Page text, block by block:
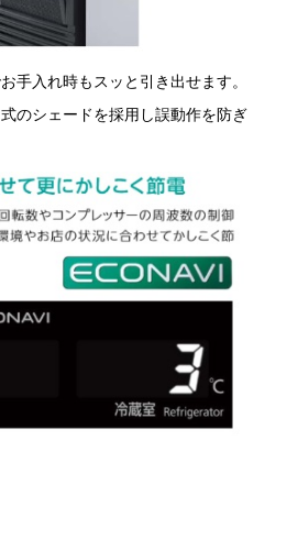
手入れ時もスッと引き出せます。
のシェードを採用し誤動作を防ぎ